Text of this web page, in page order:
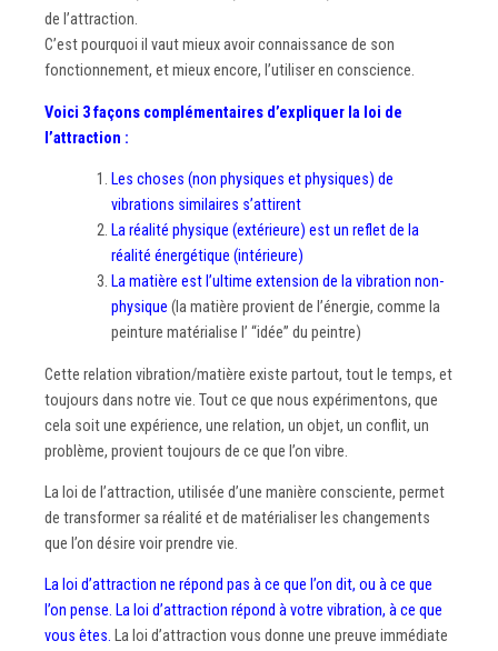
de l’attraction.
C’est pourquoi il vaut mieux avoir connaissance de son
fonctionnement, et mieux encore, l’utiliser en conscience.
Voici 3 façons complémentaires d’expliquer la loi de
l’attraction :
Les choses (non physiques et physiques) de
vibrations similaires s’attirent
La réalité physique (extérieure) est un reflet de la
réalité énergétique (intérieure)
La matière est l’ultime extension de la vibration non-
physique (la matière provient de l’énergie, comme la
peinture matérialise l’ “idée” du peintre)
Cette relation vibration/matière existe partout, tout le temps, et
toujours dans notre vie. Tout ce que nous expérimentons, que
cela soit une expérience, une relation, un objet, un conflit, un
problème, provient toujours de ce que l’on vibre.
La loi de l’attraction, utilisée d’une manière consciente, permet
de transformer sa réalité et de matérialiser les changements
que l’on désire voir prendre vie.
La loi d’attraction ne répond pas à ce que l’on dit, ou à ce que
l’on pense. La loi d’attraction répond à votre vibration, à ce que
vous êtes. La loi d’attraction vous donne une preuve immédiate